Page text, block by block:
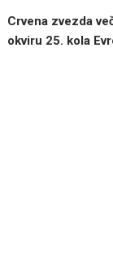
Crvena zvezda
okviru 25. kola